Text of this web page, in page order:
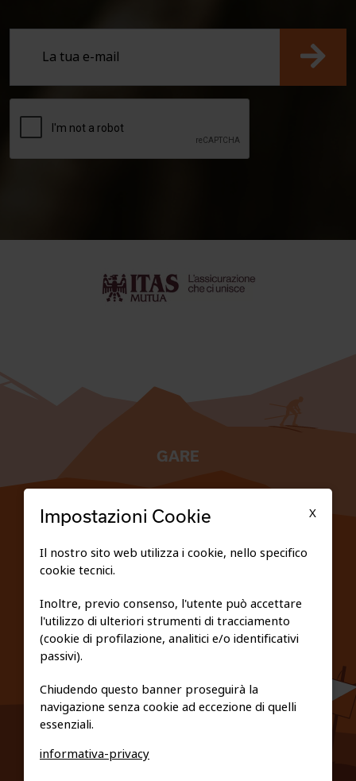
GARE
PRIVACY E COOKIE POLICY
X
Impostazioni Cookie
Il nostro sito web utilizza i cookie, nello specifico
cookie tecnici.
Inoltre, previo consenso, l'utente può accettare
l'utilizzo di ulteriori strumenti di tracciamento
(cookie di profilazione, analitici e/o identificativi
passivi).
Chiudendo questo banner proseguirà la
navigazione senza cookie ad eccezione di quelli
essenziali.
informativa-privacy